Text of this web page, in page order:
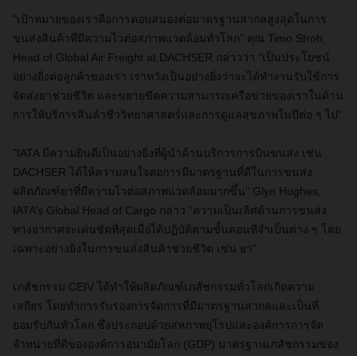
"เป้าหมายของเราคือการตอบสนองต่อมาตรฐานสากลสูงสุดในการ
ขนส่งสินค้าที่มีความไวต่อสภาพแวดล้อมทั่วโลก" คุณ Timo Stroh,
Head of Global Air Freight at DACHSER กล่าวว่า "เป็นประโยชน์
อย่างยิ่งต่อลูกค้าของเรา เราหวังเป็นอย่างยิ่งว่าจะได้ทำงานรับใช้การ
จัดส่งยาช่วยชีวิต และขยายขีดความสามารถเครือข่ายของเราในด้าน
การให้บริการสินค้าชีววิทยาศาสตร์และการดูแลสุขภาพในปีต่อ ๆ ไป"
"IATA มีความยินดีเป็นอย่างยิ่งที่ผู้นำด้านบริการการบินขนส่ง เช่น
DACHSER ได้ให้ความสนใจต่อการมีมาตรฐานที่ดีในการขนส่ง
ผลิตภัณฑ์ยาที่มีความไวต่อสภาพแวดล้อมมากขึ้น" Glyn Hughes,
IATA’s Global Head of Cargo กล่าว "ความเป็นเลิศด้านการขนส่ง
ทางอากาศจะเด่นชัดที่สุดเมื่อได้ปฏิบัติตามขั้นตอนที่จำเป็นต่าง ๆ โดย
เฉพาะอย่างยิ่งในการขนส่งสินค้าช่วยชีวิต เช่น ยา"
เภสัชกรรม CEIV ได้ทำให้ผลิตภัณฑ์เภสัชกรรมทั่วโลกเกิดความ
เสถียร โดยทำการรับรองการจัดการที่มีมาตรฐานสากลและเป็นที่
ยอมรับกันทั่วโลก ซึ่งประกอบด้วยสหภาพยุโรปและองค์การการจัด
จำหน่ายที่ดีขององค์การอนามัยโลก (GDP) มาตรฐานเภสัชกรรมของ